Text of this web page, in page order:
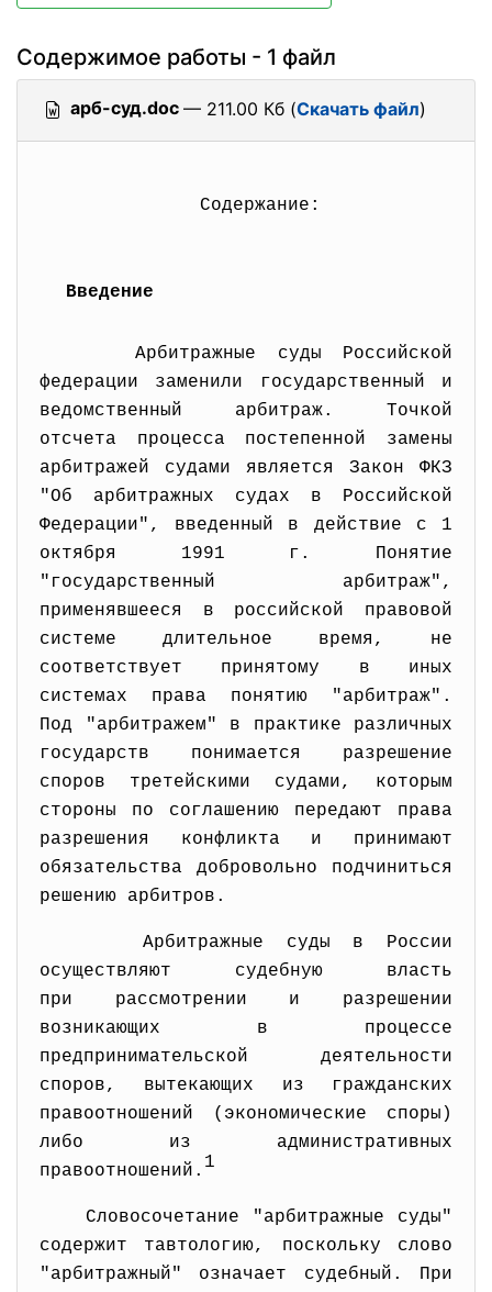
Содержимое работы - 1 файл
арб-суд.doc — 211.00 Кб (Скачать файл)
Содержание:
Введение
Арбитражные суды Российской
федерации заменили государственный и
ведомственный арбитраж. Точкой
отсчета процесса постепенной замены
арбитражей судами является Закон ФКЗ
"Об арбитражных судах в Российской
Федерации", введенный в действие с 1
октября 1991 г. Понятие
"государственный арбитраж",
применявшееся в российской правовой
системе длительное время, не
соответствует принятому в иных
системах права понятию "арбитраж".
Под "арбитражем" в практике различных
государств понимается разрешение
споров третейскими судами, которым
стороны по соглашению передают права
разрешения конфликта и принимают
обязательства добровольно подчиниться
решению арбитров.
Арбитражные суды в России
осуществляют судебную власть
при рассмотрении и разрешении
возникающих в процессе
предпринимательской деятельности
споров, вытекающих из гражданских
правоотношений (экономические споры)
либо из административных
правоотношений. 1
Словосочетание "арбитражные суды"
содержит тавтологию, поскольку слово
"арбитражный" означает судебный. При